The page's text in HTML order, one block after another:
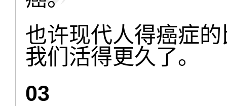
也许现代人得癌症
我们活得更久了。
03